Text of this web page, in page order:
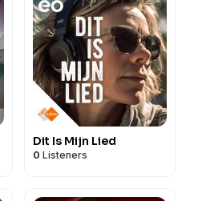
Dit Is Mijn Lied
0 Listeners